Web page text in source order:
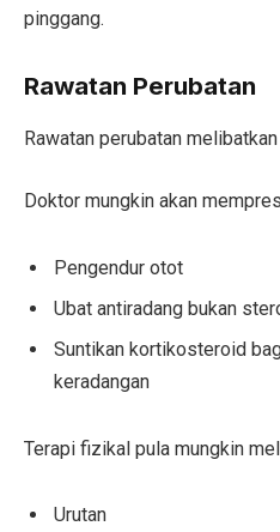
pinggang.
Rawatan Perubatan
Rawatan perubatan
Doktor mungkin akan
Pengendur otot
Ubat antiradang bukan
Suntikan kortikosteroid
keradangan
Terapi fizikal pula mungkin
Urutan